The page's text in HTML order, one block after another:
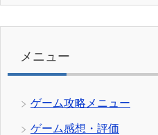
リ
メニュー
ゲーム攻略メニュー
ゲーム感想・評価